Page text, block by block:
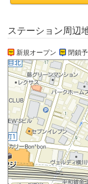
ステーション周辺
新規オープン 閉鎖